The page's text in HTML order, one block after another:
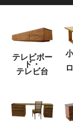
テレビボー
ド・
テレビ台